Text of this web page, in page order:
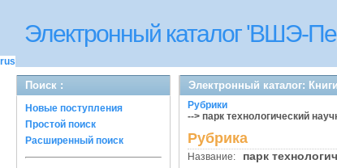
Электронный каталог 'ВШЭ-
rus
Поиск :
Новые поступления
Простой поиск
Расширенный поиск
Электронный каталог:
Рубрики
--> парк технологический
Рубрика
Название: парк